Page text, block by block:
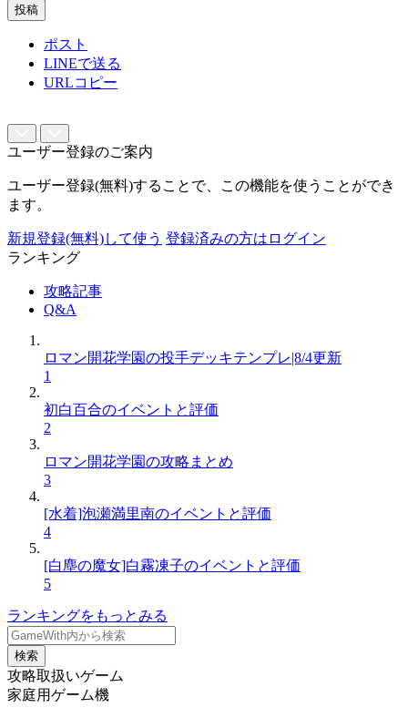
投稿
ポスト
LINEで送る
URLコピー
ユーザー登録のご案内
ユーザー登録(無料)することで、この機能を使うことができ
ます。
新規登録(無料)して使う 登録済みの方はログイン
ランキング
攻略記事
Q&A
ロマン開花学園の投手デッキテンプレ|8/4更新
1
初白百合のイベントと評価
2
ロマン開花学園の攻略まとめ
3
[水着]泡瀬満里南のイベントと評価
4
[白塵の魔女]白霧凍子のイベントと評価
5
ランキングをもっとみる
検索
攻略取扱いゲーム
家庭用ゲーム機